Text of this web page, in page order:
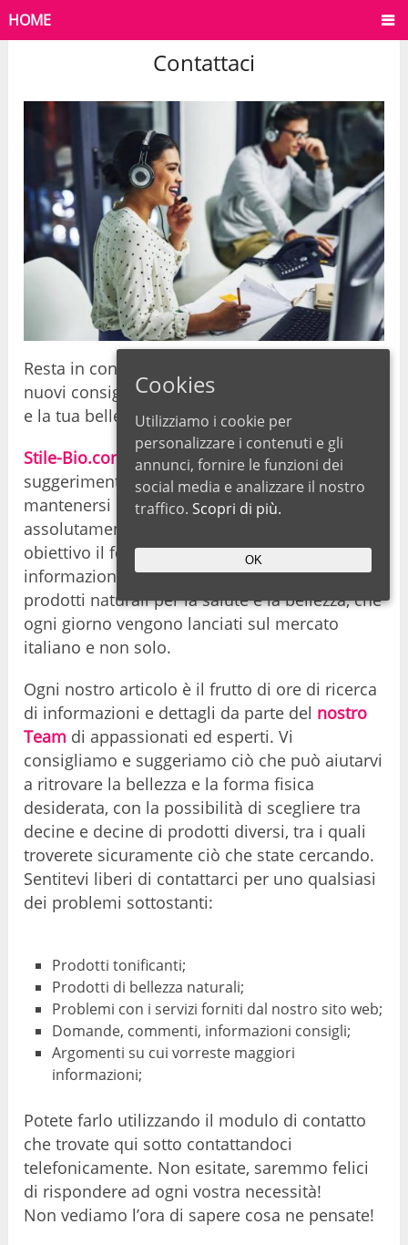
HOME
Contattaci
Resta in contatto con noi per non perderti
nuovi consigli e suggerimenti per la tua salute
e la tua bellezza!
Stile-Bio.com
è un portale ricco di
suggerimenti e consigli per essere belli e
mantenersi in forma. Il tutto in modo
assolutamente naturale! Ci siamo posti come
obiettivo il fornire ai nostri lettori
informazioni, commenti e recensioni sui
prodotti naturali per la salute e la bellezza, che
ogni giorno vengono lanciati sul mercato
italiano e non solo.
Ogni nostro articolo è il frutto di ore di ricerca
di informazioni e dettagli da parte del nostro
Team di appassionati ed esperti. Vi
consigliamo e suggeriamo ciò che può aiutarvi
a ritrovare la bellezza e la forma fisica
desiderata, con la possibilità di scegliere tra
decine e decine di prodotti diversi, tra i quali
troverete sicuramente ciò che state cercando.
Sentitevi liberi di contattarci per uno qualsiasi
dei problemi sottostanti:
Prodotti tonificanti;
Prodotti di bellezza naturali;
Problemi con i servizi forniti dal nostro sito web;
Domande, commenti, informazioni consigli;
Argomenti su cui vorreste maggiori
informazioni;
Potete farlo utilizzando il modulo di contatto
che trovate qui sotto contattandoci
telefonicamente. Non esitate, saremmo felici
di rispondere ad ogni vostra necessità!
Non vediamo l’ora di sapere cosa ne pensate!
Cookies
Utilizziamo i cookie per
personalizzare i contenuti e gli
annunci, fornire le funzioni dei
social media e analizzare il nostro
traffico. Scopri di più.
OK